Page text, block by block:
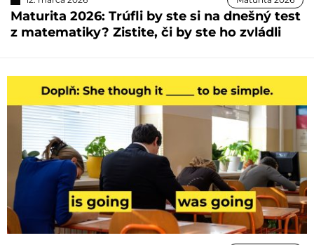
Maturita 2026: Trúfli by ste si na dnešný test
z matematiky? Zistite, či by ste ho zvládli